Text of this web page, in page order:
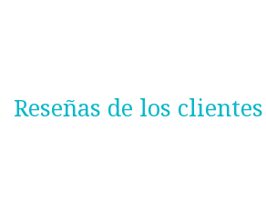
Reseñas de los clientes